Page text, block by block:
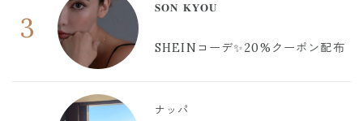
3
𝐒𝐎𝐍 𝐊𝐘𝐎𝐔
SHEINコーデ✨20%クーポン配布
ナッパ